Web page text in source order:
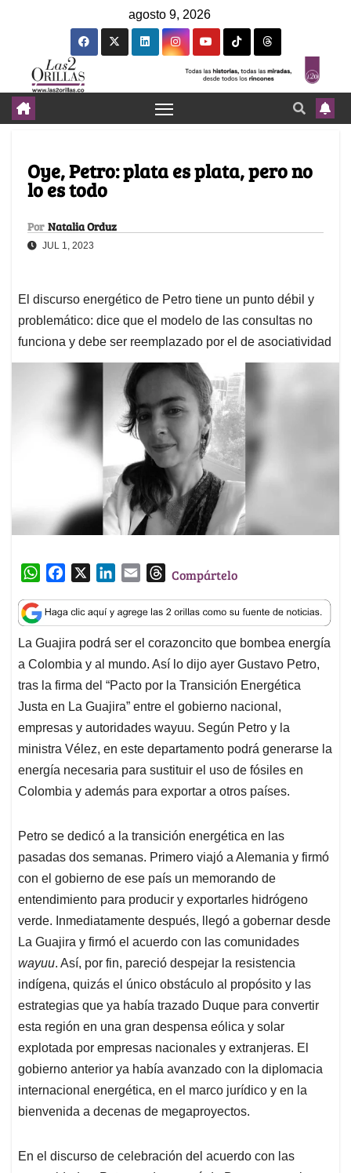
agosto 9, 2026
Oye, Petro: plata es plata, pero no
lo es todo
Por Natalia Orduz
JUL 1, 2023
El discurso energético de Petro tiene un punto débil y
problemático: dice que el modelo de las consultas no
funciona y debe ser reemplazado por el de asociatividad
W
a
t
s
A
p
p
c
e
b
o
o
k
n
k
e
d
I
n
a
i
l
T
r
e
a
d
s
Compártelo
La Guajira podrá ser el corazoncito que bombea energía
a Colombia y al mundo. Así lo dijo ayer Gustavo Petro,
tras la firma del “Pacto por la Transición Energética
Justa en La Guajira” entre el gobierno nacional,
empresas y autoridades wayuu. Según Petro y la
ministra Vélez, en este departamento podrá generarse la
energía necesaria para sustituir el uso de fósiles en
Colombia y además para exportar a otros países.
Petro se dedicó a la transición energética en las
pasadas dos semanas. Primero viajó a Alemania y firmó
con el gobierno de ese país un memorando de
entendimiento para producir y exportarles hidrógeno
verde. Inmediatamente después, llegó a gobernar desde
La Guajira y firmó el acuerdo con las comunidades
wayuu. Así, por fin, pareció despejar la resistencia
indígena, quizás el único obstáculo al propósito y las
estrategias que ya había trazado Duque para convertir
esta región en una gran despensa eólica y solar
explotada por empresas nacionales y extranjeras. El
gobierno anterior ya había avanzado con la diplomacia
internacional energética, en el marco jurídico y en la
bienvenida a decenas de megaproyectos.
En el discurso de celebración del acuerdo con las